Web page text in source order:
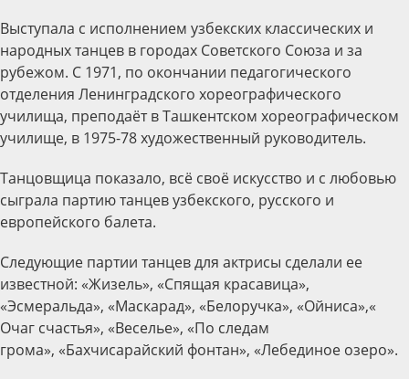
Выступала с исполнением узбекских классических и
народных танцев в городах Советского Союза и за
рубежом. С 1971, по окончании педагогического
отделения Ленинградского хореографического
училища, преподаёт в Ташкентском хореографическом
училище, в 1975-78 художественный руководитель.
Танцовщица показало, всё своё искусство и с любовью
сыграла партию танцев узбекского, русского и
европейского балета.
Следующие партии танцев для актрисы сделали ее
известной: «Жизель», «Спящая красавица»,
«Эсмеральда», «Маскарад», «Белоручка», «Ойниса»,«
Очаг счастья», «Веселье», «По следам
грома», «Бахчисарайский фонтан», «Лебединое озеро».